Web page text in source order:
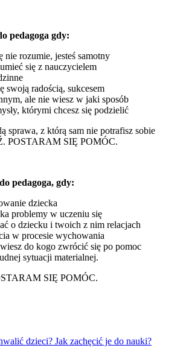
pedagoga gdy:
nie rozumie, jesteś samotny
się z nauczycielem
swoją radością, sukcesem
ale nie wiesz w jaki sposób
którymi chcesz się podzielić
sprawa, z którą sam nie potrafisz sobie
POSTARAM SIĘ POMÓC.
pedagoga, gdy:
dziecka
problemy w uczeniu się
o dziecku i twoich z nim relacjach
w procesie wychowania
do kogo zwrócić się po pomoc
sytuacji materialnej.
SIĘ POMÓC.
dzieci? Jak zachęcić je do nauki?